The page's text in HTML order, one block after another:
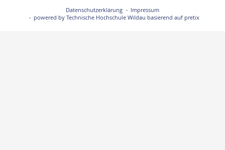
Datenschutzerklärung
Impressum
powered by Technische Hochschule Wildau basierend auf pretix